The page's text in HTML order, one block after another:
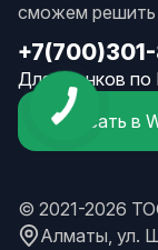
сможем
Для звонков по
Написать в
© 2021-2026
Алматы, ул.